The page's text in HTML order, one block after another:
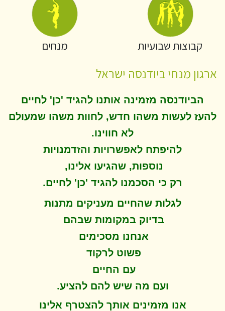
קבוצות שבועיות מנחים
ארגון מנחי ביודנסה ישראל
הביודנסה מזמינה אותנו להגיד 'כן' לחיים
להעז לעשות משהו חדש, לחוות משהו שמעולם
לא חווינו.
להיפתח לאפשרויות והזדמנויות
נוספות, שהגיעו אלינו,
רק כי הסכמנו להגיד 'כן' לחיים.
לגלות שהחיים מעניקים מתנות
בדיוק במקומות שבהם
אנחנו מסכימים
פשוט לרקוד
עם החיים
ועם מה שיש להם להציע.
אנו מזמינים אותך להצטרף אלינו